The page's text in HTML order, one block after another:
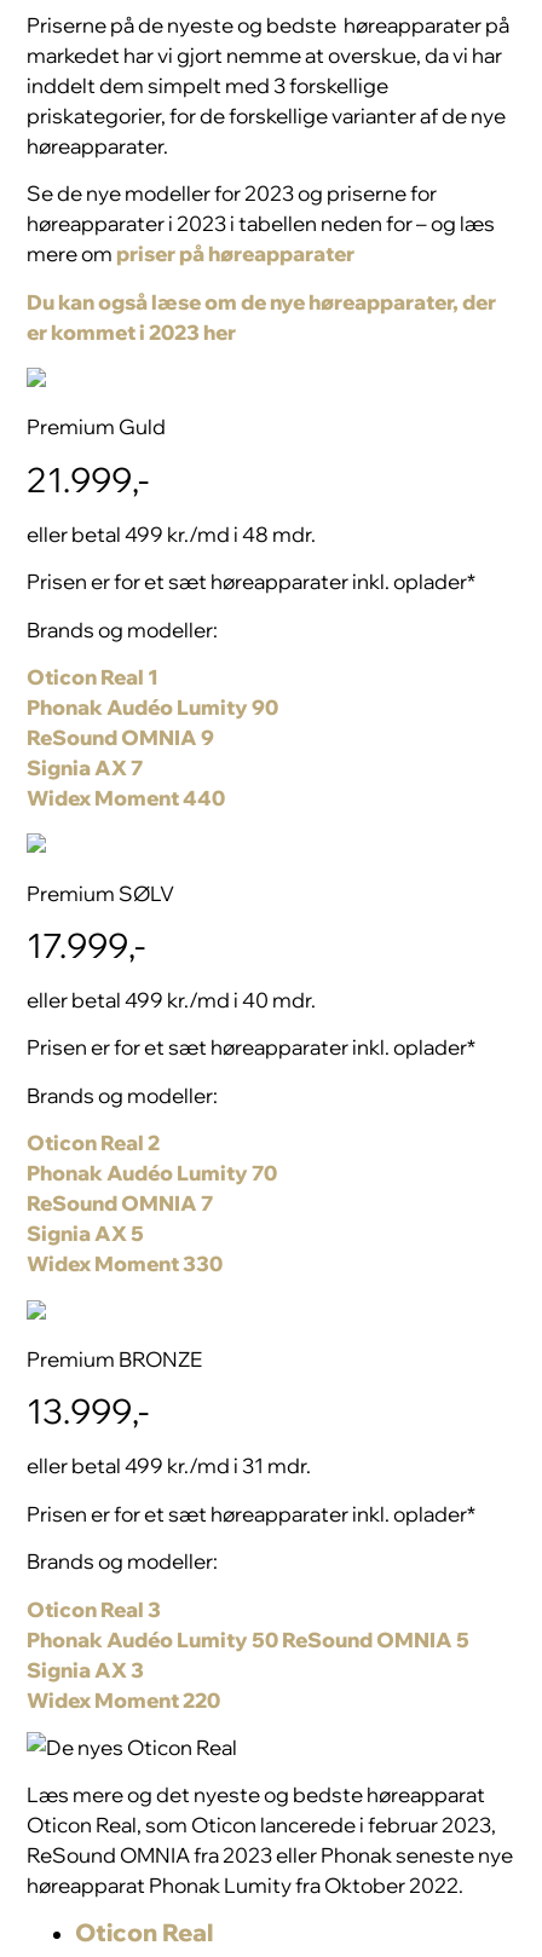
Priserne på de nyeste og bedste høreapparater på
markedet har vi gjort nemme at overskue, da vi har
inddelt dem simpelt med 3 forskellige
priskategorier, for de forskellige varianter af de nye
høreapparater.
Se de nye modeller for 2023 og priserne for
høreapparater i 2023 i tabellen neden for – og læs
mere om priser på høreapparater
Du kan også læse om de nye høreapparater, der
er kommet i 2023 her
Premium Guld
21.999,-
eller betal 499 kr./md i 48 mdr.
Prisen er for et sæt høreapparater inkl. oplader*
Brands og modeller:
Oticon Real 1
Phonak Audéo Lumity 90
ReSound OMNIA 9
Signia AX 7
Widex Moment 440
Premium SØLV
17.999,-
eller betal 499 kr./md i 40 mdr.
Prisen er for et sæt høreapparater inkl. oplader*
Brands og modeller:
Oticon Real 2
Phonak Audéo Lumity 70
ReSound OMNIA 7
Signia AX 5
Widex Moment 330
Premium BRONZE
13.999,-
eller betal 499 kr./md i 31 mdr.
Prisen er for et sæt høreapparater inkl. oplader*
Brands og modeller:
Oticon Real 3
Phonak Audéo Lumity 50ReSound OMNIA 5
Signia AX 3
Widex Moment 220
Læs mere og det nyeste og bedste høreapparat
Oticon Real, som Oticon lancerede i februar 2023,
ReSound OMNIA fra 2023 eller Phonak seneste nye
høreapparat Phonak Lumity fra Oktober 2022.
Oticon Real